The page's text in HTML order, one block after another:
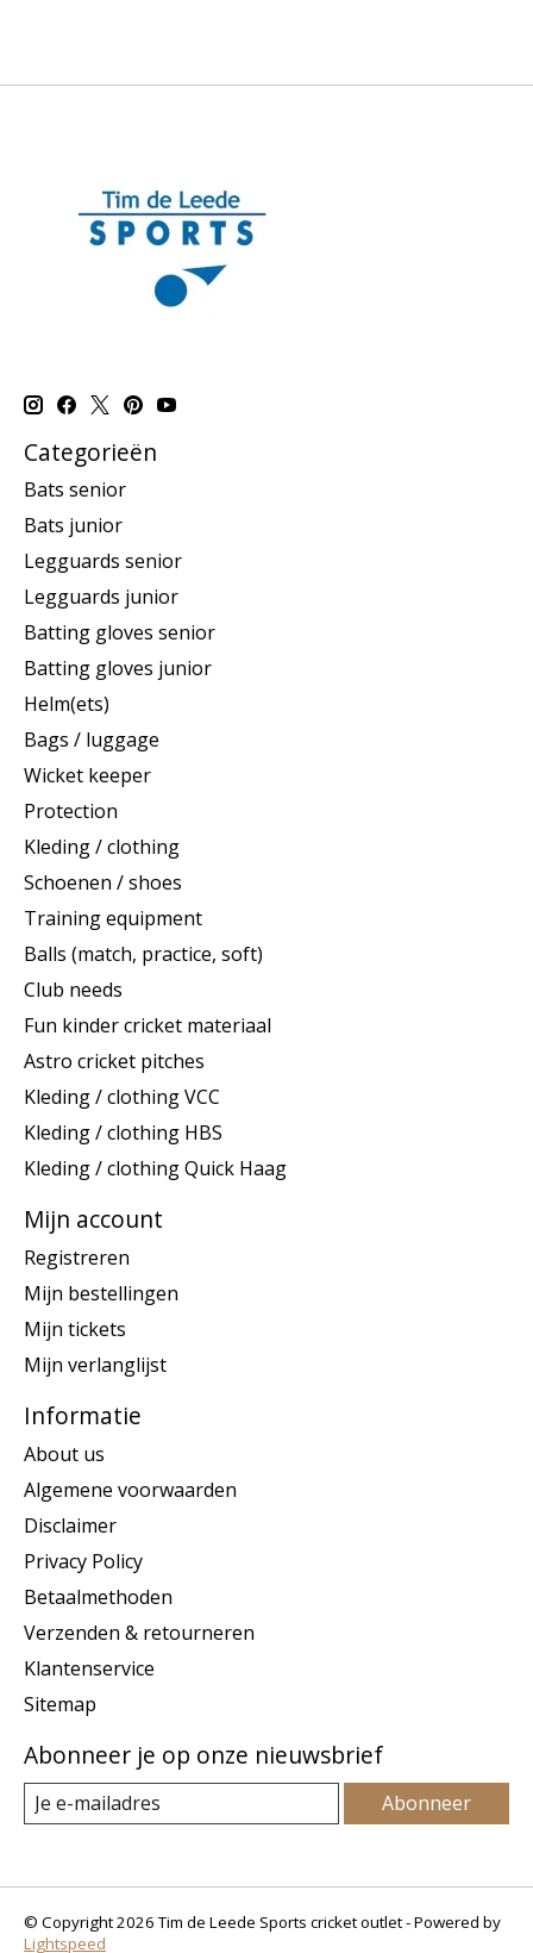
Categorieën
Bats senior
Bats junior
Legguards senior
Legguards junior
Batting gloves senior
Batting gloves junior
Helm(ets)
Bags / luggage
Wicket keeper
Protection
Kleding / clothing
Schoenen / shoes
Training equipment
Balls (match, practice, soft)
Club needs
Fun kinder cricket materiaal
Astro cricket pitches
Kleding / clothing VCC
Kleding / clothing HBS
Kleding / clothing Quick Haag
Mijn account
Registreren
Mijn bestellingen
Mijn tickets
Mijn verlanglijst
Informatie
About us
Algemene voorwaarden
Disclaimer
Privacy Policy
Betaalmethoden
Verzenden & retourneren
Klantenservice
Sitemap
Abonneer je op onze nieuwsbrief
Abonneer
© Copyright 2026 Tim de Leede Sports cricket outlet - Powered by
Lightspeed